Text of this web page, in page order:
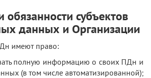
обязанности субъектов
данных и Организации
имеют право:
информацию о своих ПДн и
(в том числе автоматизированной);